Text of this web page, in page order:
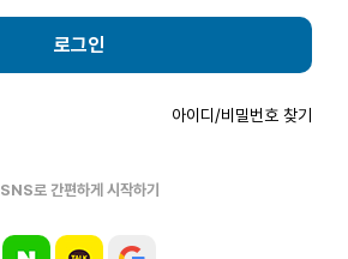
로그인
아이디/비밀번호 찾기
SNS로 간편하게 시작하기